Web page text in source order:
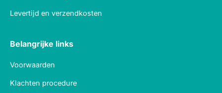
Levertijd en verzendkosten
Belangrijke links
Voorwaarden
Klachten procedure